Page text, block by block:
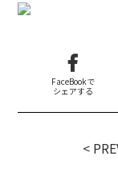
FaceBookで
シェアする
<